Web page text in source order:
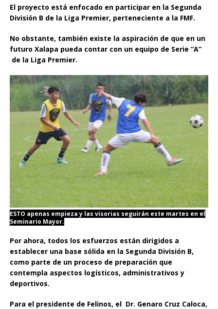
El proyecto está enfocado en participar en la Segunda
División B de la Liga Premier, perteneciente a la FMF.
No obstante, también existe la aspiración de que en un
futuro Xalapa pueda contar con un equipo de Serie “A”
de la Liga Premier.
ESTO apenas empieza y las visorias seguirán este martes en el
Seminario Mayor.
Por ahora, todos los esfuerzos están dirigidos a
establecer una base sólida en la Segunda División B,
como parte de un proceso de preparación que
contempla aspectos logísticos, administrativos y
deportivos.
Para el presidente de Felinos, el Dr. Genaro Cruz Caloca,